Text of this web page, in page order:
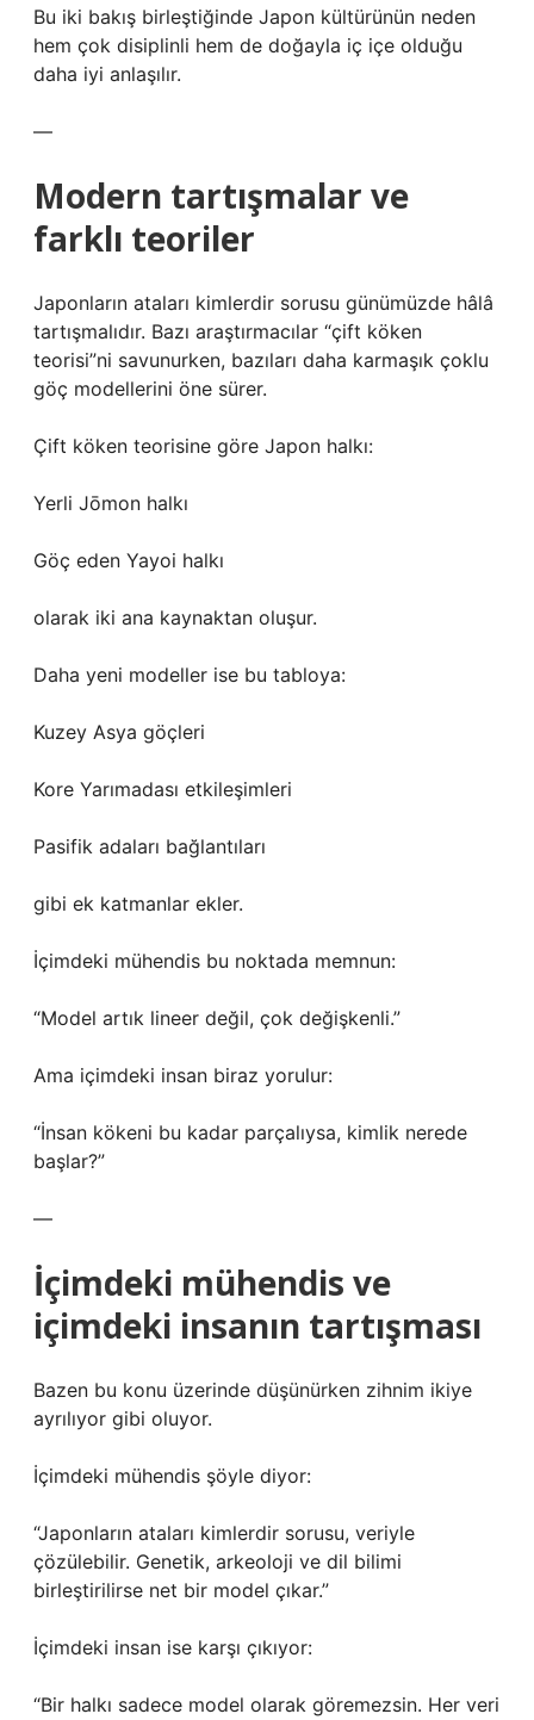
Bu iki bakış birleştiğinde Japon kültürünün neden
hem çok disiplinli hem de doğayla iç içe olduğu
daha iyi anlaşılır.
—
Modern tartışmalar ve
farklı teoriler
Japonların ataları kimlerdir sorusu günümüzde hâlâ
tartışmalıdır. Bazı araştırmacılar “çift köken
teorisi”ni savunurken, bazıları daha karmaşık çoklu
göç modellerini öne sürer.
Çift köken teorisine göre Japon halkı:
Yerli Jōmon halkı
Göç eden Yayoi halkı
olarak iki ana kaynaktan oluşur.
Daha yeni modeller ise bu tabloya:
Kuzey Asya göçleri
Kore Yarımadası etkileşimleri
Pasifik adaları bağlantıları
gibi ek katmanlar ekler.
İçimdeki mühendis bu noktada memnun:
“Model artık lineer değil, çok değişkenli.”
Ama içimdeki insan biraz yorulur:
“İnsan kökeni bu kadar parçalıysa, kimlik nerede
başlar?”
—
İçimdeki mühendis ve
içimdeki insanın tartışması
Bazen bu konu üzerinde düşünürken zihnim ikiye
ayrılıyor gibi oluyor.
İçimdeki mühendis şöyle diyor:
“Japonların ataları kimlerdir sorusu, veriyle
çözülebilir. Genetik, arkeoloji ve dil bilimi
birleştirilirse net bir model çıkar.”
İçimdeki insan ise karşı çıkıyor:
“Bir halkı sadece model olarak göremezsin. Her veri